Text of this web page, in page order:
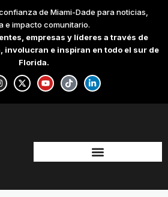
de Miami-Dade para noticias,
e impacto comunitario.
empresas y líderes a través de
involucran e inspiran en todo el sur de
Florida.
X
-
t
w
Y
o
u
t
T
i
k
t
L
i
n
k
-
i
n